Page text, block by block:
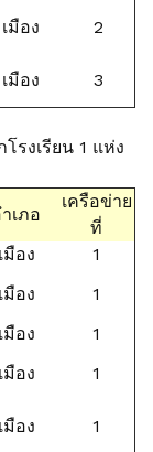
เมือง 2
เมือง 3
รงเรียน 1 แห่ง
เภอ
เครือข่าย
ที่
เมือง
1
เมือง
1
เมือง
1
เมือง 1
เมือง
1